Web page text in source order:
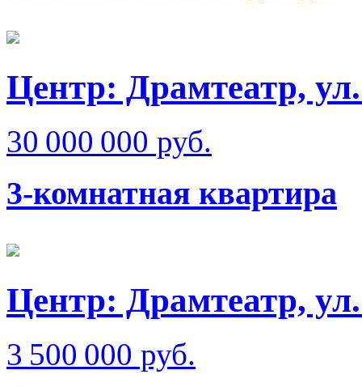
Центр: Драмтеатр,
30 000 000 руб.
3-комнатная квартира
Центр: Драмтеатр,
3 500 000 руб.